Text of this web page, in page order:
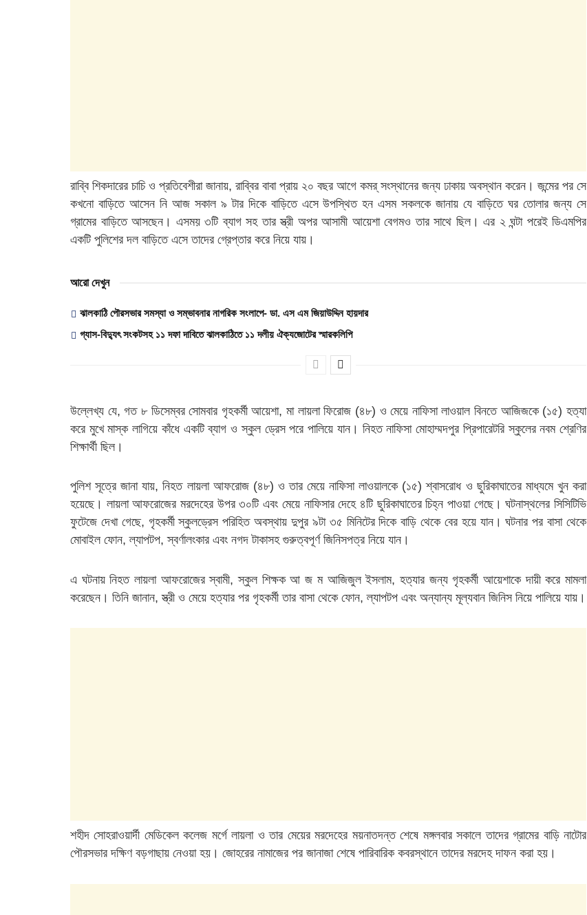
রাব্বি শিকদারের চাচি ও প্রতিবেশীরা জানায়, রাব্বির বাবা প্রায় ২০ বছর আগে কমর্ সংস্থানের জন্য ঢাকায় অবস্থান করেন। জন্মের পর সে
কখনো বাড়িতে আসেন নি আজ সকাল ৯ টার দিকে বাড়িতে এসে উপস্থিত হন এসম সকলকে জানায় যে বাড়িতে ঘর তোলার জন্য সে
গ্রামের বাড়িতে আসছেন। এসময় ৩টি ব্যাগ সহ তার স্ত্রী অপর আসামী আয়েশা বেগমও তার সাথে ছিল। এর ২ ঘন্টা পরেই ডিএমপির
একটি পুলিশের দল বাড়িতে এসে তাদের গ্রেপ্তার করে নিয়ে যায়।
আরো দেখুন
ঝালকাঠি পৌরসভার সমস্যা ও সম্ভাবনার নাগরিক সংলাপে- ডা. এস এম জিয়াউদ্দিন হায়দার
গ্যাস-বিদ্যুৎ সংকটসহ ১১ দফা দাবিতে ঝালকাঠিতে ১১ দলীয় ঐক্যজোটের স্মারকলিপি
উল্লেখ্য যে, গত ৮ ডিসেম্বর সোমবার গৃহকর্মী আয়েশা, মা লায়লা ফিরোজ (৪৮) ও মেয়ে নাফিসা লাওয়াল বিনতে আজিজকে (১৫) হত্যা
করে মুখে মাস্ক লাগিয়ে কাঁধে একটি ব্যাগ ও স্কুল ড্রেস পরে পালিয়ে যান। নিহত নাফিসা মোহাম্মদপুর প্রিপারেটরি স্কুলের নবম শ্রেণির
শিক্ষার্থী ছিল।
পুলিশ সূত্রে জানা যায়, নিহত লায়লা আফরোজ (৪৮) ও তার মেয়ে নাফিসা লাওয়ালকে (১৫) শ্বাসরোধ ও ছুরিকাঘাতের মাধ্যমে খুন করা
হয়েছে। লায়লা আফরোজের মরদেহের উপর ৩০টি এবং মেয়ে নাফিসার দেহে ৪টি ছুরিকাঘাতের চিহ্ন পাওয়া গেছে। ঘটনাস্থলের সিসিটিভি
ফুটেজে দেখা গেছে, গৃহকর্মী স্কুলড্রেস পরিহিত অবস্থায় দুপুর ৯টা ৩৫ মিনিটের দিকে বাড়ি থেকে বের হয়ে যান। ঘটনার পর বাসা থেকে
মোবাইল ফোন, ল্যাপটপ, স্বর্ণালংকার এবং নগদ টাকাসহ গুরুত্বপূর্ণ জিনিসপত্র নিয়ে যান।
এ ঘটনায় নিহত লায়লা আফরোজের স্বামী, স্কুল শিক্ষক আ জ ম আজিজুল ইসলাম, হত্যার জন্য গৃহকর্মী আয়েশাকে দায়ী করে মামলা
করেছেন। তিনি জানান, স্ত্রী ও মেয়ে হত্যার পর গৃহকর্মী তার বাসা থেকে ফোন, ল্যাপটপ এবং অন্যান্য মূল্যবান জিনিস নিয়ে পালিয়ে যায়।
শহীদ সোহরাওয়ার্দী মেডিকেল কলেজ মর্গে লায়লা ও তার মেয়ের মরদেহের ময়নাতদন্ত শেষে মঙ্গলবার সকালে তাদের গ্রামের বাড়ি নাটোর
পৌরসভার দক্ষিণ বড়গাছায় নেওয়া হয়। জোহরের নামাজের পর জানাজা শেষে পারিবারিক কবরস্থানে তাদের মরদেহ দাফন করা হয়।